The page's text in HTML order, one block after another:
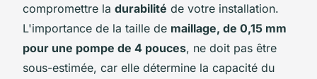
compromettre la durabilité de votre installation.
L'importance de la taille de maillage, de 0,15 mm
pour une pompe de 4 pouces, ne doit pas être
sous-estimée, car elle détermine la capacité du